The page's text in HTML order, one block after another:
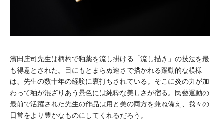
濱田庄司先生は柄杓で釉薬を流し掛ける「流し描き」の技法を最
も得意とされた。目にもとまらぬ速さで描かれる躍動的な模様
は、先生の数十年の経験に裏打ちされている。そこに炎の力が加
わって釉が混ざりあう景色には純粋な美しさが宿る。民藝運動の
最前で活躍された先生の作品は用と美の両方を兼ね備え、我々の
日常をより豊かなものにしてくれるだろう。